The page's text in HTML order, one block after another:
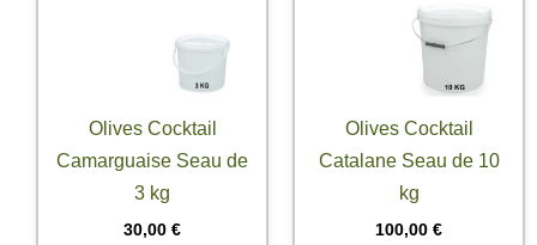
Olives Cocktail
Camarguaise Seau de
3 kg
30,00 €
Olives Cocktail
Catalane Seau de 10
kg
100,00 €